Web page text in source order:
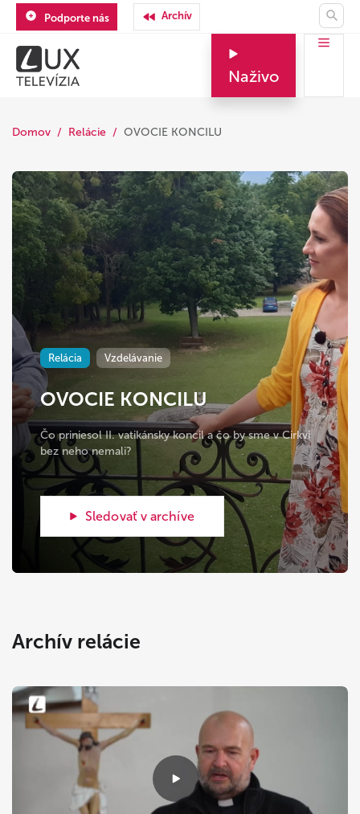
Podporte nás Archív
Naživo
Domov Relácie OVOCIE KONCILU
Relácia Vzdelávanie
OVOCIE KONCILU
Čo priniesol II. vatikánsky koncil a čo by sme v Cirkvi
bez neho nemali?
Sledovať v archíve
Archív relácie